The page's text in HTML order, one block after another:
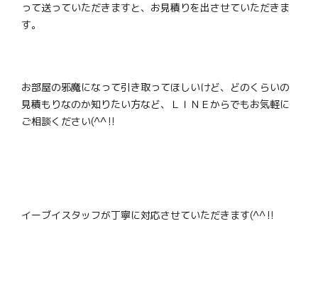
って送っていただきますと、お見積りを出させていただきま
す。
お部屋の邪魔になって引き取ってほしいけど、どのくらいの
見積もりなのか知りたい方など、ＬＩＮＥからでもお気軽に
ご相談ください(^^‼
イーブイスタッフが丁寧に対応させていただきます(^^‼